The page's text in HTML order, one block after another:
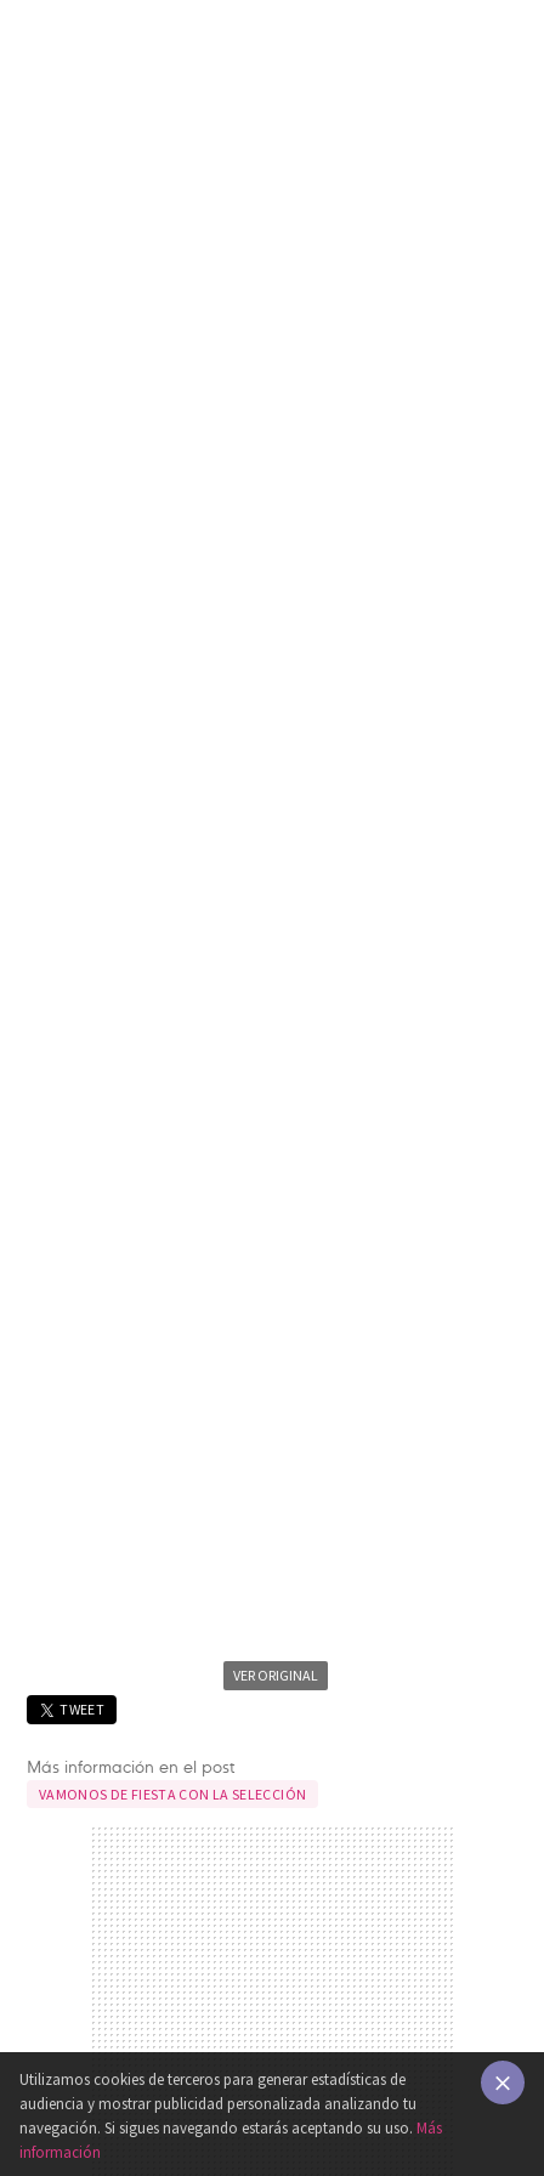
VER ORIGINAL
TWEET
Más información en el post
VAMONOS DE FIESTA CON LA SELECCIÓN
Utilizamos cookies de terceros para generar estadísticas de
audiencia y mostrar publicidad personalizada analizando tu
navegación. Si sigues navegando estarás aceptando su uso. Más
información